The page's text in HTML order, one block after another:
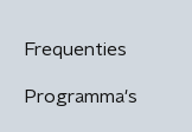
Frequenties
Programma's